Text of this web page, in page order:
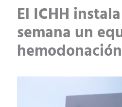
El ICHH
semana un